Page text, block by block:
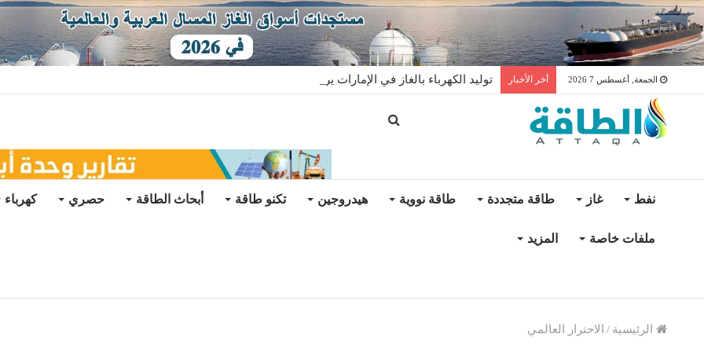
الجمعة, أغسطس 7 2026 أخر الأخبار توليد الكهرباء بالغاز في الإمارات يرتفع للعام الثاني
نفط غاز طاقة متجددة طاقة نووية هيدروجين تكنو طاقة أبحاث الطاقة حصري كهرباء
ملفات خاصة المزيد
الرئيسية / الاحترار العالمي